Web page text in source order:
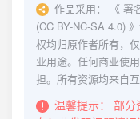
作品采用：
《 署
(CC BY-NC-SA 4.0)
权均归原作者所有，
业用途。任何商业使
担。所有资源均来自
温馨提示：
部分